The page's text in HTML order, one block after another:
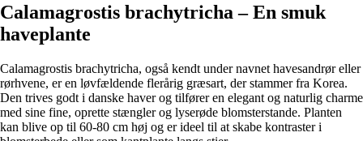
Calamagrostis brachytricha – En smuk
haveplante
Calamagrostis brachytricha, også kendt under navnet havesandrør eller
rørhvene, er en løvfældende flerårig græsart, der stammer fra Korea.
Den trives godt i danske haver og tilfører en elegant og naturlig charme
med sine fine, oprette stængler og lyserøde blomsterstande. Planten
kan blive op til 60-80 cm høj og er ideel til at skabe kontraster i